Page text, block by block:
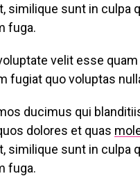
similique sunt in culpa
fuga.
velit esse quam
fugiat quo voluptas
ducimus qui
dolores et quas
similique sunt in culpa
fuga.